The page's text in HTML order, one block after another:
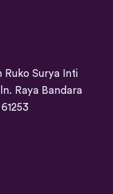
Ruko Surya Inti
Raya Bandara